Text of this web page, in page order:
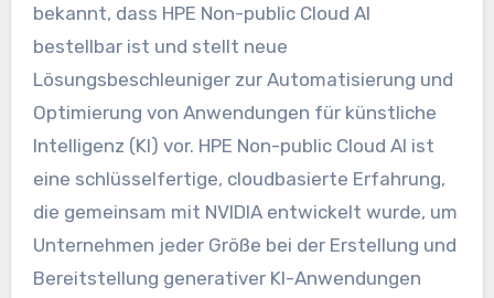
bekannt, dass HPE Non-public Cloud AI
bestellbar ist und stellt neue
Lösungsbeschleuniger zur Automatisierung und
Optimierung von Anwendungen für künstliche
Intelligenz (KI) vor. HPE Non-public Cloud AI ist
eine schlüsselfertige, cloudbasierte Erfahrung,
die gemeinsam mit NVIDIA entwickelt wurde, um
Unternehmen jeder Größe bei der Erstellung und
Bereitstellung generativer KI-Anwendungen